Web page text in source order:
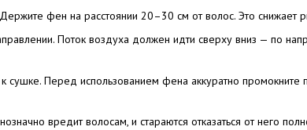
фен на расстоянии 20–30 см от волос. Это снижает
Поток воздуха должен идти сверху вниз — по
сушке. Перед использованием фена аккуратно
вредит волосам, и стараются отказаться от него